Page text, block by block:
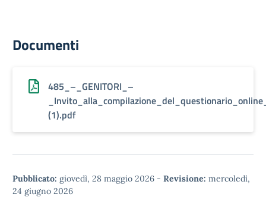
Documenti
485_–_GENITORI_–
(1).pdf
Pubblicato: giovedì, 28 maggio 2026 - Revisione: mercoledì,
24 giugno 2026